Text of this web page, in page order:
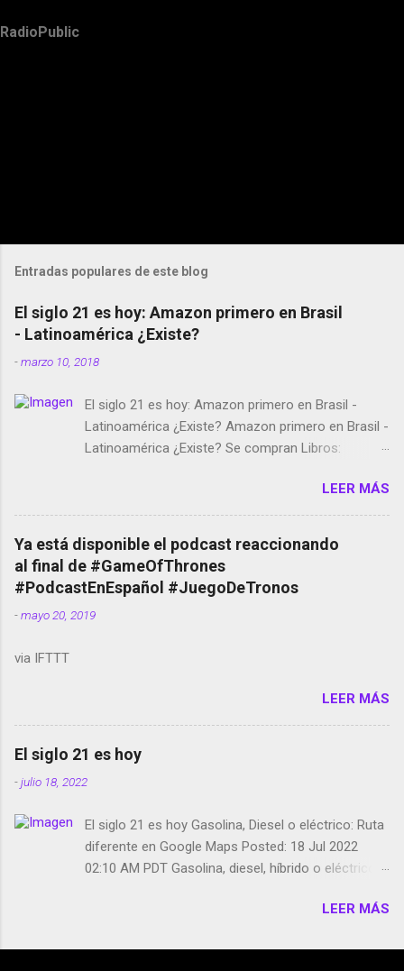
RadioPublic
Entradas populares de este blog
El siglo 21 es hoy: Amazon primero en Brasil
- Latinoamérica ¿Existe?
-marzo 10, 2018
El siglo 21 es hoy: Amazon primero en Brasil -
Latinoamérica ¿Existe? Amazon primero en Brasil -
Latinoamérica ¿Existe? Se compran Libros:
temporada de Black Mirror Twitter deja de verificar
cuentas Responden los fotógrafos Brian May y el
copyright en Instagram Música y vídeo selfies en la
red social Riddley Scott saca a Kevin Spacey de su
película Francisco regaña a los que usan el
smartphone en sus misas La serie de la Tierra
Media GoBee - StartUp de bicicletas de alquiler
Live Photos en Google Photos Llegando Partimos
Dictados en Android El tamaño y su importancia...
LEER MÁS
Ya está disponible el podcast reaccionando
al final de #GameOfThrones
#PodcastEnEspañol #JuegoDeTronos
-mayo 20, 2019
via IFTTT
LEER MÁS
El siglo 21 es hoy
-julio 18, 2022
El siglo 21 es hoy Gasolina, Diesel o eléctrico: Ruta
diferente en Google Maps Posted: 18 Jul 2022
02:10 AM PDT Gasolina, diesel, híbrido o eléctrico:
de esos sentidos es lo que hacen los
LEER MÁS